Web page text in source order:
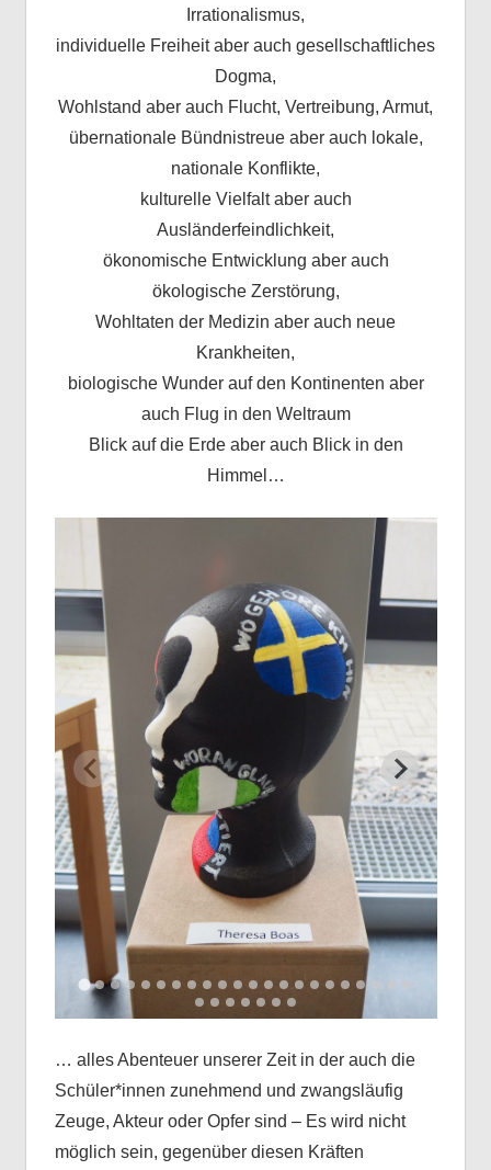
Irrationalismus,
individuelle Freiheit aber auch gesellschaftliches
Dogma,
Wohlstand aber auch Flucht, Vertreibung, Armut,
übernationale Bündnistreue aber auch lokale,
nationale Konflikte,
kulturelle Vielfalt aber auch
Ausländerfeindlichkeit,
ökonomische Entwicklung aber auch
ökologische Zerstörung,
Wohltaten der Medizin aber auch neue
Krankheiten,
biologische Wunder auf den Kontinenten aber
auch Flug in den Weltraum
Blick auf die Erde aber auch Blick in den
Himmel…
… alles Abenteuer unserer Zeit in der auch die
Schüler*innen zunehmend und zwangsläufig
Zeuge, Akteur oder Opfer sind – Es wird nicht
möglich sein, gegenüber diesen Kräften